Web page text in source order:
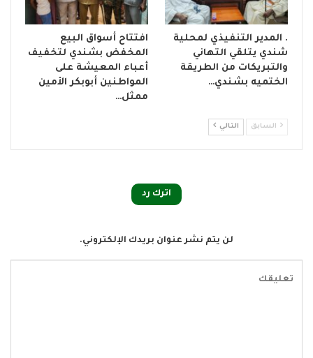
. المدير التنفيذي لمحلية
شندي يتلقي التهاني
والتبريكات من الطريقة
الختميه بشندي…
افتتاح أسواق البيع
المخفض بشندي لتخفيف
أعباء المعيشة على
المواطنين أبوبكر الأمين
ممثل…
السابق التالي
اترك رد
لن يتم نشر عنوان بريدك الإلكتروني.